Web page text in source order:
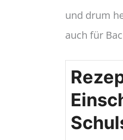
und drum
auch für